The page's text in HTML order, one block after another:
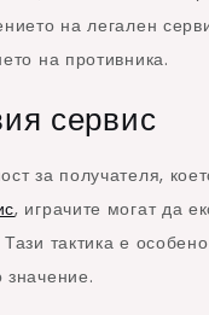
на легален
на противника.
сервис
за получателя,
, играчите могат да
тактика е